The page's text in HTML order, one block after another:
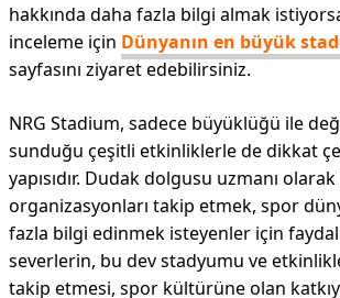
hakkında daha fazla bilgi almak
inceleme için Dünyanın en büyük
sayfasını ziyaret edebilirsiniz.
NRG Stadium, sadece büyüklüğü ile
sunduğu çeşitli etkinliklerle de dikkat
yapısıdır. Dudak dolgusu uzmanı
organizasyonları takip etmek, spor
fazla bilgi edinmek isteyenler için
severlerin, bu dev stadyumu ve
takip etmesi, spor kültürüne olan